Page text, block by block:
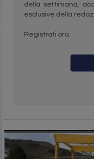
della settimana,
esclusive della
Registrati ora.